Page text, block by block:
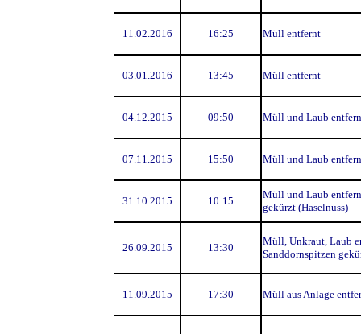
11.02.2016 16:25 Müll entfernt
03.01.2016 13:45 Müll entfernt
04.12.2015 09:50 Müll und Laub
07.11.2015 15:50 Müll und Laub
31.10.2015 10:15
Müll und Laub
gekürzt (Haselnuss)
26.09.2015 13:30
Müll, Unkraut, Laub
Sanddornspitzen
11.09.2015 17:30 Müll aus Anlage